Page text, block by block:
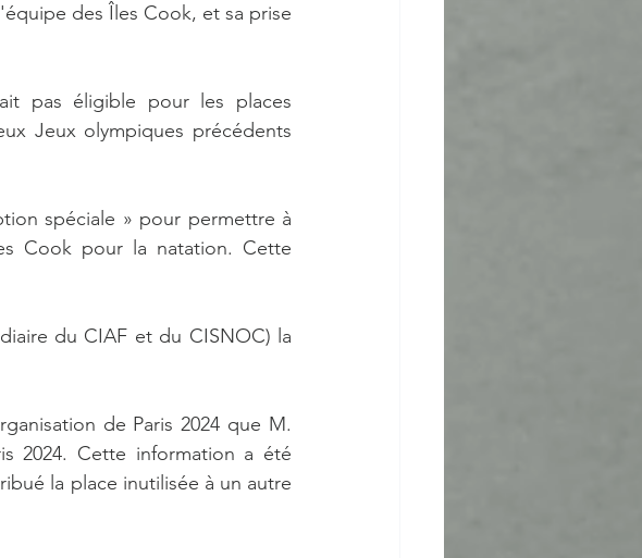
des Îles Cook, et sa prise
pas éligible pour les places
Jeux olympiques précédents
spéciale » pour permettre à
Cook pour la natation. Cette
du CIAF et du CISNOC) la
de Paris 2024 que M.
2024. Cette information a été
la place inutilisée à un autre